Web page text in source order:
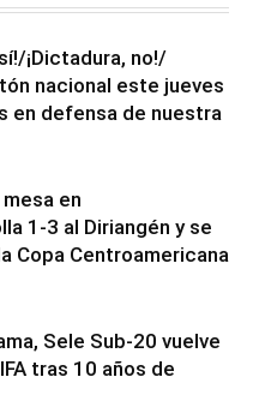
¡Dictadura, no!/
nacional este jueves
en defensa de nuestra
en
1-3 al Diriangén y se
Copa Centroamericana
Sele Sub-20 vuelve
tras 10 años de